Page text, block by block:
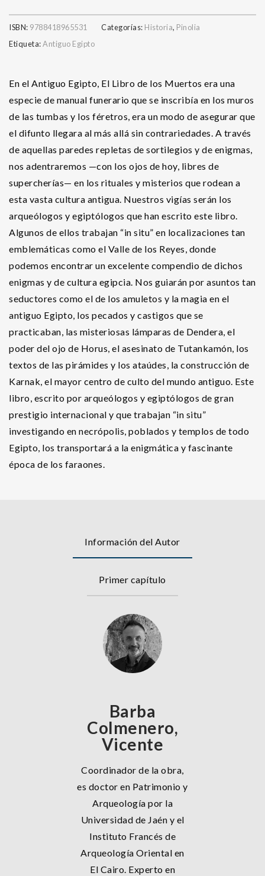
ISBN: 9788418965531 Categorías: Historia, Pinolia
Etiqueta:Antiguo Egipto
En el Antiguo Egipto, El Libro de los Muertos era una
especie de manual funerario que se inscribía en los muros
de las tumbas y los féretros, era un modo de asegurar que
el difunto llegara al más allá sin contrariedades. A través
de aquellas paredes repletas de sortilegios y de enigmas,
nos adentraremos —con los ojos de hoy, libres de
supercherías— en los rituales y misterios que rodean a
esta vasta cultura antigua. Nuestros vigías serán los
arqueólogos y egiptólogos que han escrito este libro.
Algunos de ellos trabajan “in situ” en localizaciones tan
emblemáticas como el Valle de los Reyes, donde
podemos encontrar un excelente compendio de dichos
enigmas y de cultura egipcia. Nos guiarán por asuntos tan
seductores como el de los amuletos y la magia en el
antiguo Egipto, los pecados y castigos que se
practicaban, las misteriosas lámparas de Dendera, el
poder del ojo de Horus, el asesinato de Tutankamón, los
textos de las pirámides y los ataúdes, la construcción de
Karnak, el mayor centro de culto del mundo antiguo. Este
libro, escrito por arqueólogos y egiptólogos de gran
prestigio internacional y que trabajan “in situ”
investigando en necrópolis, poblados y templos de todo
Egipto, los transportará a la enigmática y fascinante
época de los faraones.
Información del Autor
Primer capítulo
Barba
Colmenero,
Vicente
Coordinador de la obra,
es doctor en Patrimonio y
Arqueología por la
Universidad de Jaén y el
Instituto Francés de
Arqueología Oriental en
El Cairo. Experto en